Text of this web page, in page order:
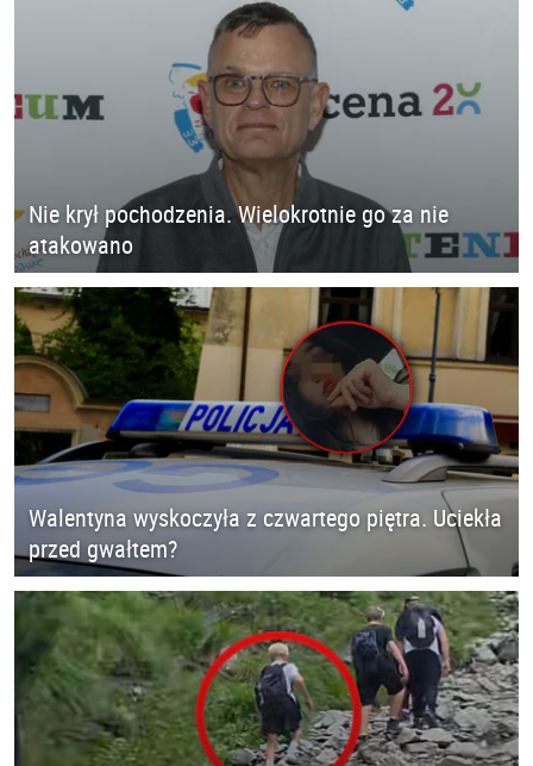
Nie krył pochodzenia. Wielokrotnie go za nie
atakowano
Walentyna wyskoczyła z czwartego piętra. Uciekła
przed gwałtem?